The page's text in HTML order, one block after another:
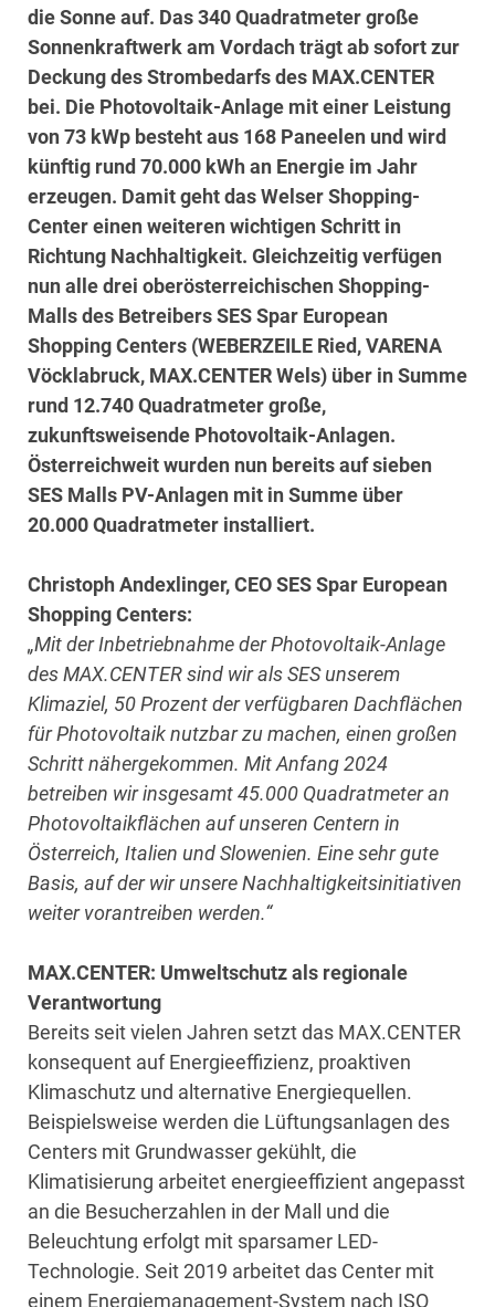
die Sonne auf. Das 340 Quadratmeter große
Sonnenkraftwerk am Vordach trägt ab sofort zur
Deckung des Strombedarfs des MAX.CENTER
bei. Die Photovoltaik-Anlage mit einer Leistung
von 73 kWp besteht aus 168 Paneelen und wird
künftig rund 70.000 kWh an Energie im Jahr
erzeugen. Damit geht das Welser Shopping-
Center einen weiteren wichtigen Schritt in
Richtung Nachhaltigkeit. Gleichzeitig verfügen
nun alle drei oberösterreichischen Shopping-
Malls des Betreibers SES Spar European
Shopping Centers (WEBERZEILE Ried, VARENA
Vöcklabruck, MAX.CENTER Wels) über in Summe
rund 12.740 Quadratmeter große,
zukunftsweisende Photovoltaik-Anlagen.
Österreichweit wurden nun bereits auf sieben
SES Malls PV-Anlagen mit in Summe über
20.000 Quadratmeter installiert.
Christoph Andexlinger, CEO SES Spar European
Shopping Centers:
„Mit der Inbetriebnahme der Photovoltaik-Anlage
des MAX.CENTER sind wir als SES unserem
Klimaziel, 50 Prozent der verfügbaren Dachflächen
für Photovoltaik nutzbar zu machen, einen großen
Schritt nähergekommen. Mit Anfang 2024
betreiben wir insgesamt 45.000 Quadratmeter an
Photovoltaikflächen auf unseren Centern in
Österreich, Italien und Slowenien. Eine sehr gute
Basis, auf der wir unsere Nachhaltigkeitsinitiativen
weiter vorantreiben werden.“
MAX.CENTER: Umweltschutz als regionale
Verantwortung
Bereits seit vielen Jahren setzt das MAX.CENTER
konsequent auf Energieeffizienz, proaktiven
Klimaschutz und alternative Energiequellen.
Beispielsweise werden die Lüftungsanlagen des
Centers mit Grundwasser gekühlt, die
Klimatisierung arbeitet energieeffizient angepasst
an die Besucherzahlen in der Mall und die
Beleuchtung erfolgt mit sparsamer LED-
Technologie. Seit 2019 arbeitet das Center mit
einem Energiemanagement-System nach ISO